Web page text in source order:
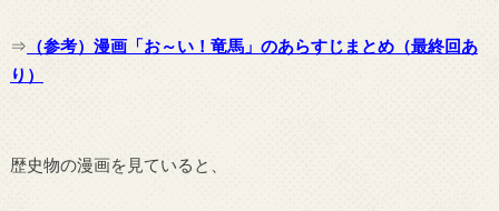
⇒ （参考）漫画「お～い！竜馬」のあらすじまとめ（最終回あ
り）
歴史物の漫画を見ていると、